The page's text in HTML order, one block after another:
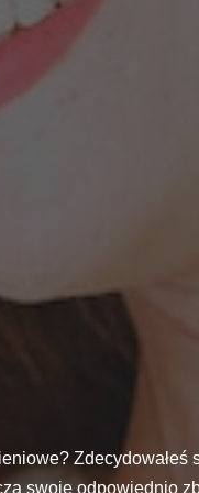
Zdecydowałeś
swoje odpowiednio